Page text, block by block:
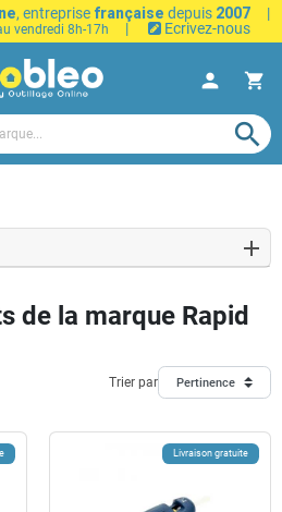
, entreprise française depuis 2007
|
vendredi 8h-17h | Ecrivez-nous
person shopping_cart
search
de la marque Rapid
Trier par Pertinence
Livraison gratuite